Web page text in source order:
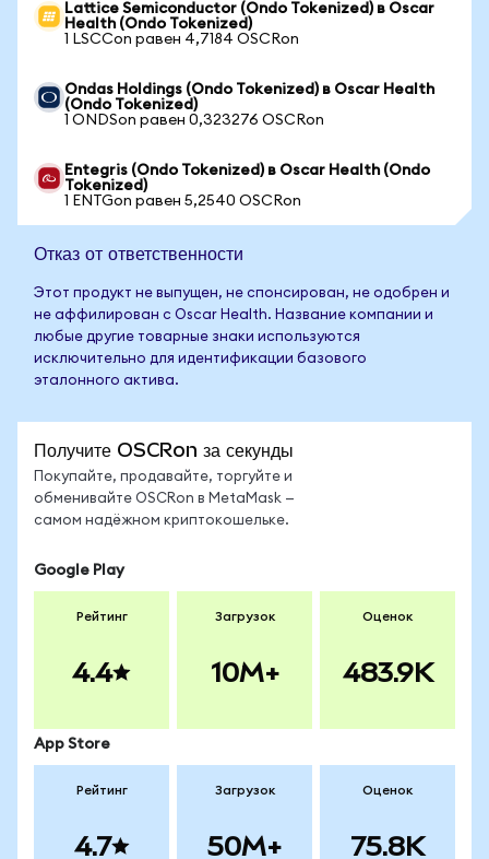
Lattice Semiconductor (Ondo Tokenized) в Oscar
Health (Ondo Tokenized)
1 LSCCon равен 4,7184 OSCRon
Ondas Holdings (Ondo Tokenized) в Oscar Health
(Ondo Tokenized)
1 ONDSon равен 0,323276 OSCRon
Entegris (Ondo Tokenized) в Oscar Health (Ondo
Tokenized)
1 ENTGon равен 5,2540 OSCRon
Отказ от ответственности
Этот продукт не выпущен, не спонсирован, не одобрен и
не аффилирован с Oscar Health. Название компании и
любые другие товарные знаки используются
исключительно для идентификации базового
эталонного актива.
Получите OSCRon за секунды
Покупайте, продавайте, торгуйте и
обменивайте OSCRon в MetaMask —
самом надёжном криптокошельке.
Google Play
Рейтинг
4.4
Загрузок
10M+
Оценок
483.9K
App Store
Рейтинг
4.7
Загрузок
50M+
Оценок
75.8K